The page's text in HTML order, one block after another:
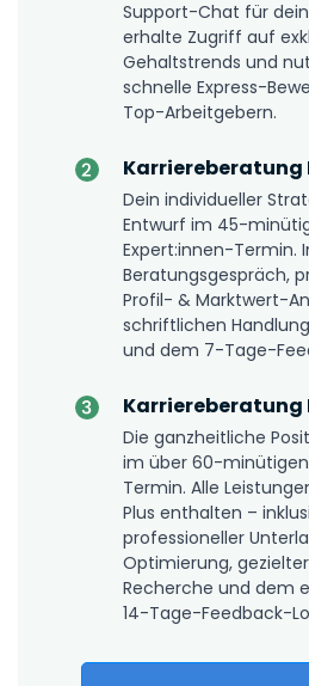
Support-Chat für dein
erhalte Zugriff auf
Gehaltstrends und
schnelle Express-
Top-Arbeitgebern.
Karriereberatung
Dein individueller
Entwurf im 45-
Expert:innen-Termin.
Beratungsgespräch,
Profil- & Marktwert-
schriftlichen
und dem 7-Tage-
Karriereberatung
Die ganzheitliche
im über 60-
Termin. Alle
Plus enthalten –
professioneller
Optimierung,
Recherche und dem
14-Tage-Feedback-